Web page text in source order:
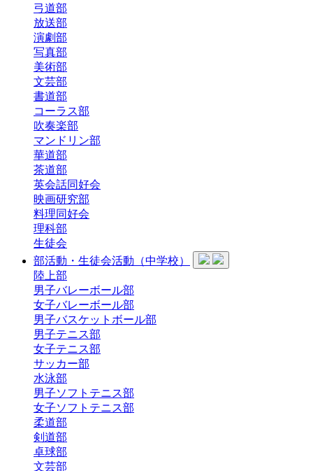
弓道部
放送部
演劇部
写真部
美術部
文芸部
書道部
コーラス部
吹奏楽部
マンドリン部
華道部
茶道部
英会話同好会
映画研究部
料理同好会
理科部
生徒会
部活動・生徒会活動（中学校）
陸上部
男子バレーボール部
女子バレーボール部
男子バスケットボール部
男子テニス部
女子テニス部
サッカー部
水泳部
男子ソフトテニス部
女子ソフトテニス部
柔道部
剣道部
卓球部
文芸部